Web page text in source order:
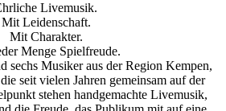
Livemusik.
Mit Leidenschaft.
Mit Charakter.
Menge Spielfreude.
sechs Musiker aus der Region Kempen,
seit vielen Jahren gemeinsam auf der
stehen handgemachte Livemusik,